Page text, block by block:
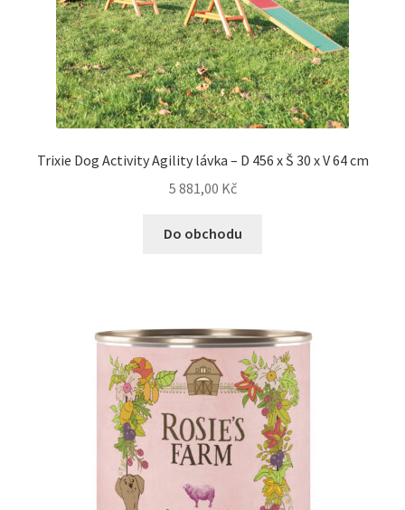
Trixie Dog Activity Agility lávka – D 456 x Š 30 x V 64 cm
5 881,00 Kč
Do obchodu